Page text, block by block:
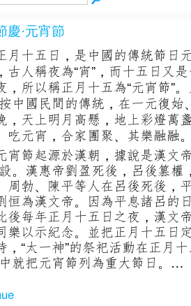
慶·元宵節
十五日，是中國的傳統節日
古人稱夜為“宵”，而十五日又
，所以稱正月十五為“元宵節”
中國民間的傳統，在一元復始
，天上明月高懸，地上彩燈萬
吃元宵，合家團聚、其樂融融
節起源於漢朝，據說是漢文帝
。漢惠帝劉盈死後，呂後篡權
周勃、陳平等人在呂後死後，
恒為漢文帝。因為平息諸呂的
後每年正月十五日之夜，漢文
樂以示紀念。並把正月十五日
，“太一神”的祭祀活動在正月
就把元宵節列為重大節日。…